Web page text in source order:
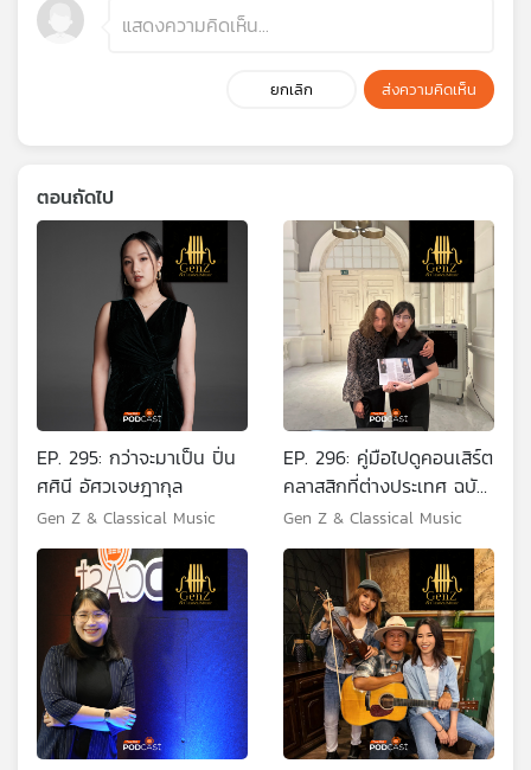
ยกเลิก ส่งความคิดเห็น
ตอนถัดไป
EP. 295: กว่าจะมาเป็น ปิ่น
ศศินี อัศวเจษฎากุล
Gen Z & Classical Music
EP. 296: คู่มือไปดูคอนเสิร์ต
คลาสสิกที่ต่างประเทศ ฉบับ
GenZ and Classical
Music
Gen Z & Classical Music